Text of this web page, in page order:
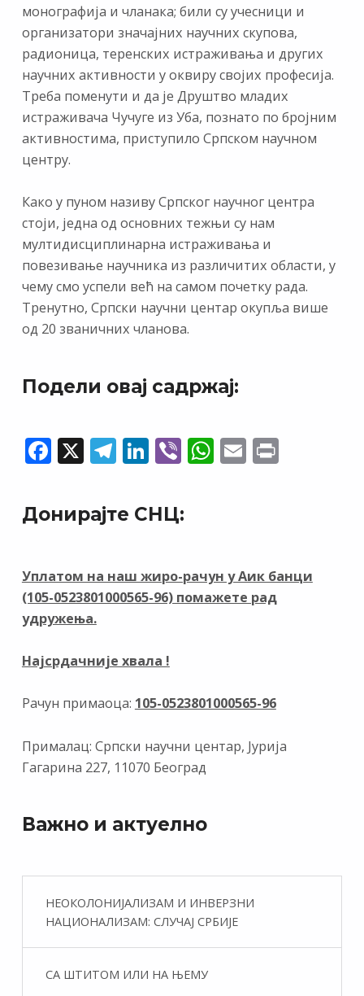
монографија и чланака; били су учесници и
организатори значајних научних скупова,
радионица, теренских истраживања и других
научних активности у оквиру својих професија.
Треба поменути и да је Друштво младих
истраживача Чучуге из Уба, познато по бројним
активностима, приступило Српском научном
центру.
Како у пуном називу Српског научног центра
стоји, једна од основних тежњи су нам
мултидисциплинарна истраживања и
повезивање научника из различитих области, у
чему смо успели већ на самом почетку рада.
Тренутно, Српски научни центар окупља више
од 20 званичних чланова.
Подели овај садржај:
F
e
b
o
k
X T
e
gr
m
Li
k
e
n
Vi
er
W
p
p
E Pr
Донирајте СНЦ:
Уплатом на наш жиро-рачун у Аик банци
(105-0523801000565-96) помажете рад
удружења.
Најсрдачније хвала !
Рачун примаоца: 105-0523801000565-96
Прималац: Српски научни центар, Јурија
Гагарина 227, 11070 Београд
Важно и актуелно
НЕОКОЛОНИЈАЛИЗАМ И ИНВЕРЗНИ
НАЦИОНАЛИЗАМ: СЛУЧАЈ СРБИЈЕ
СА ШТИТОМ ИЛИ НА ЊЕМУ